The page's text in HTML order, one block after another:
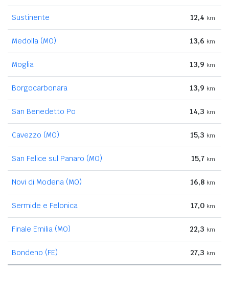
Sustinente 12,4 km
Medolla (MO) 13,6 km
Moglia 13,9 km
Borgocarbonara 13,9 km
San Benedetto Po 14,3 km
Cavezzo (MO) 15,3 km
San Felice sul Panaro (MO) 15,7 km
Novi di Modena (MO) 16,8 km
Sermide e Felonica 17,0 km
Finale Emilia (MO) 22,3 km
Bondeno (FE) 27,3 km